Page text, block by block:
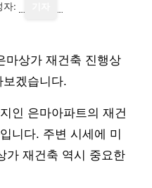
자:
마상가 재건축 진행상
겠습니다.
인 은마아파트의 재건
니다. 주변 시세에 미
가 재건축 역시 중요한